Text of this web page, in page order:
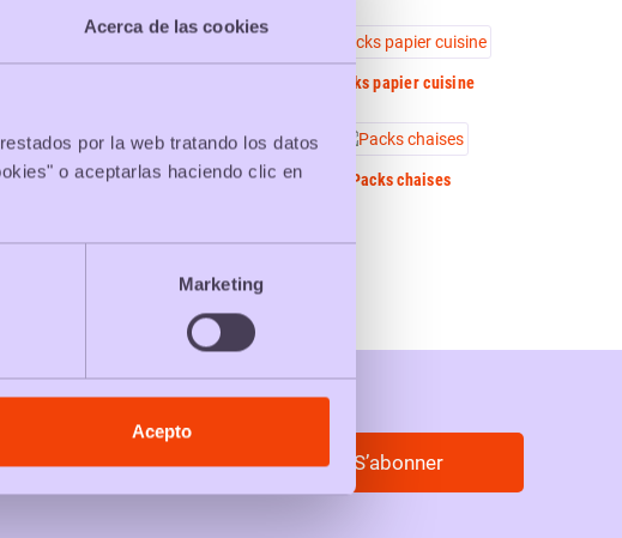
Acerca de las cookies
por la web tratando los datos
o aceptarlas haciendo clic en
Marketing
Acepto
Packs papier cuisine
Packs poêles Packs chaises
S’abonner